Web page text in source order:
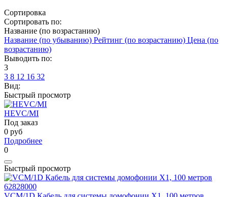
Сортировка
Сортировать по:
Название (по возрастанию)
Название (по убыванию) Рейтинг (по возрастанию) Цена (по
возрастанию)
Выводить по:
3
3 8 12 16 32
Вид:
Быстрый просмотр
HEVC/MI
Под заказ
0 руб
Подробнее
0
Быстрый просмотр